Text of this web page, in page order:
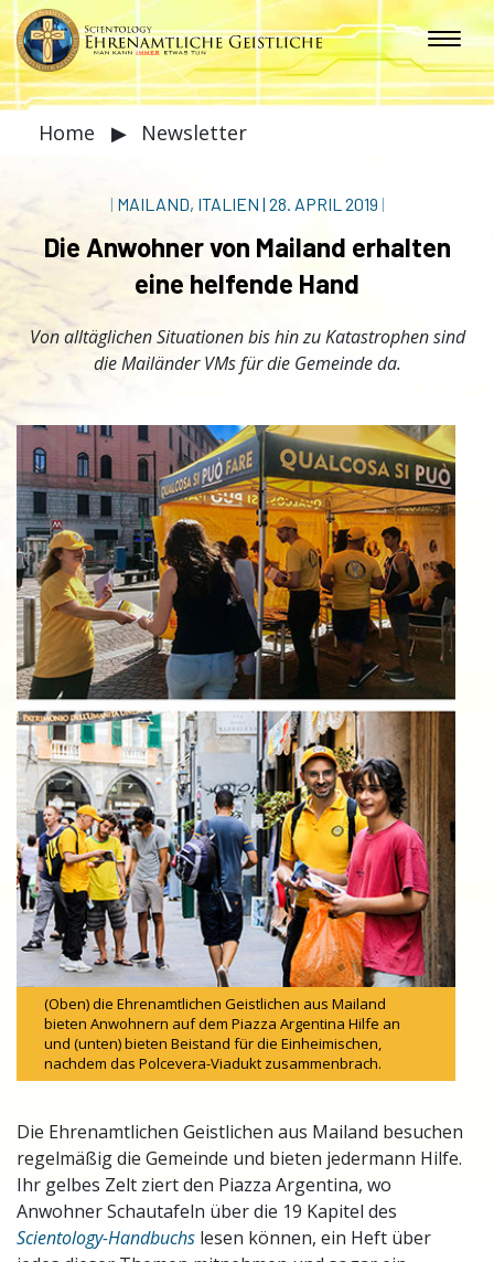
Home ▶ Newsletter
| MAILAND, ITALIEN | 28. APRIL 2019 |
Die Anwohner von Mailand erhalten
eine helfende Hand
Von alltäglichen Situationen bis hin zu Katastrophen sind
die Mailänder VMs für die Gemeinde da.
(Oben) die Ehrenamtlichen Geistlichen aus Mailand
bieten Anwohnern auf dem Piazza Argentina Hilfe an
und (unten) bieten Beistand für die Einheimischen,
nachdem das Polcevera-Viadukt zusammenbrach.
Die Ehrenamtlichen Geistlichen aus Mailand besuchen
regelmäßig die Gemeinde und bieten jedermann Hilfe.
Ihr gelbes Zelt ziert den Piazza Argentina, wo
Anwohner Schautafeln über die 19 Kapitel des
Scientology-Handbuchs lesen können, ein Heft über